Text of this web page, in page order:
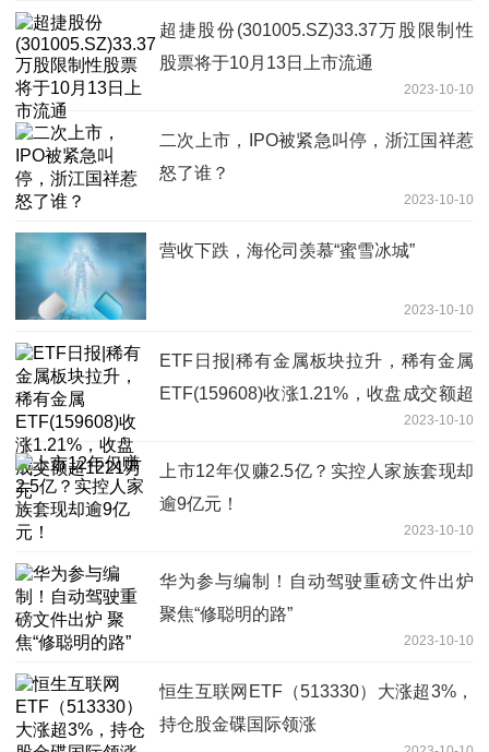
超捷股份(301005.SZ)33.37万股限制性
股票将于10月13日上市流通
2023-10-10
二次上市，IPO被紧急叫停，浙江国祥惹
怒了谁？
2023-10-10
营收下跌，海伦司羡慕“蜜雪冰城”
2023-10-10
ETF日报|稀有金属板块拉升，稀有金属
ETF(159608)收涨1.21%，收盘成交额超
2023-10-10
上市12年仅赚2.5亿？实控人家族套现却
逾9亿元！
2023-10-10
华为参与编制！自动驾驶重磅文件出炉
聚焦“修聪明的路”
2023-10-10
恒生互联网ETF（513330）大涨超3%，
持仓股金碟国际领涨